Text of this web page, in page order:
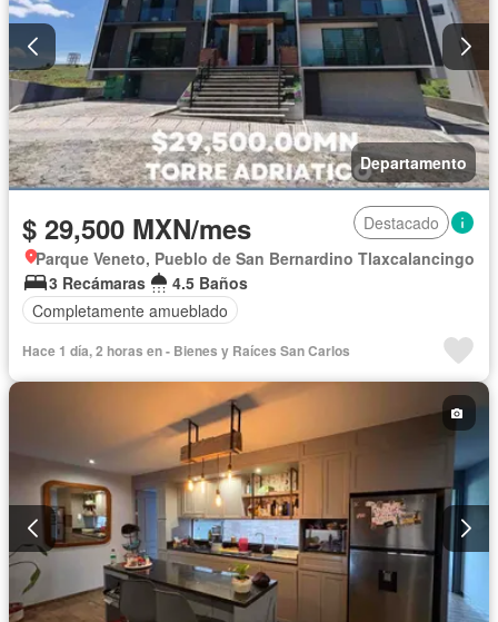
Departamento
$ 29,500 MXN/mes
Destacado
Parque Veneto, Pueblo de San Bernardino Tlaxcalancingo
3 Recámaras
4.5 Baños
Completamente amueblado
Hace 1 día, 2 horas en - Bienes y Raíces San Carlos